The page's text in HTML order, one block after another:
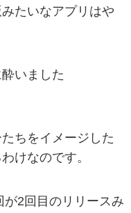
たいなアプリはや
いました
ちをイメージした
けなのです。
2回目のリリースみ